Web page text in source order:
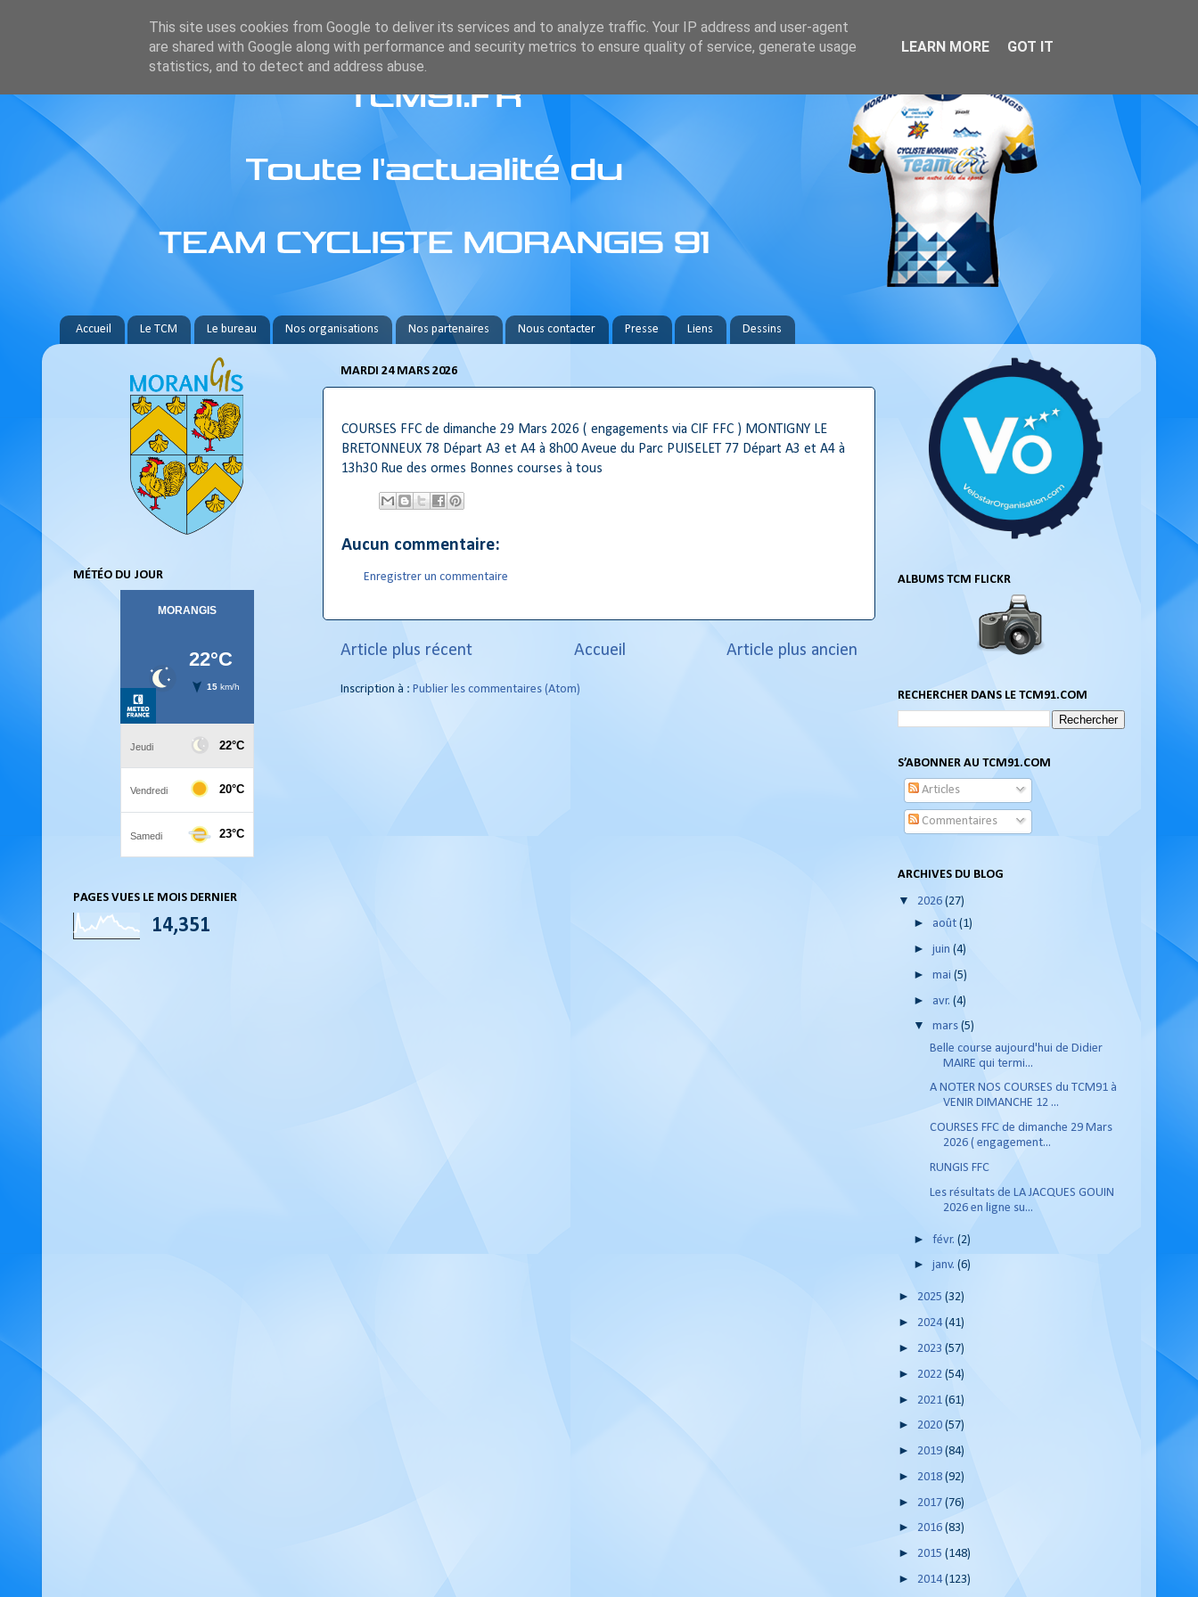
Accueil Le TCM Le bureau Nos organisations Nos partenaires Nous contacter Presse Liens Dessins
MARDI 24 MARS 2026
COURSES FFC de dimanche 29 Mars 2026 ( engagements via CIF FFC ) MONTIGNY LE
BRETONNEUX 78 Départ A3 et A4 à 8h00 Aveue du Parc PUISELET 77 Départ A3 et A4 à
13h30 Rue des ormes Bonnes courses à tous
Aucun commentaire:
Enregistrer un commentaire
Article plus récent Article plus ancien
Accueil
Inscription à : Publier les commentaires (Atom)
MÉTÉO DU JOUR
PAGES VUES LE MOIS DERNIER
14,351
ALBUMS TCM FLICKR
RECHERCHER DANS LE TCM91.COM
S’ABONNER AU TCM91.COM
Articles
Commentaires
ARCHIVES DU BLOG
▼ 2026 (27)
► août(1)
►juin(4)
►mai(5)
► avr.(4)
▼mars(5)
Belle course aujourd'hui de Didier
MAIRE qui termi...
A NOTER NOS COURSES du TCM91 à
VENIR DIMANCHE 12 ...
COURSES FFC de dimanche 29 Mars
2026 ( engagement...
RUNGIS FFC
Les résultats de LA JACQUES GOUIN
2026 en ligne su...
►févr.(2)
►janv.(6)
► 2025 (32)
► 2024(41)
► 2023 (57)
► 2022 (54)
► 2021 (61)
► 2020 (57)
► 2019 (84)
► 2018 (92)
► 2017 (76)
► 2016 (83)
► 2015 (148)
► 2014(123)
This site uses cookies from Google to deliver its services and to analyze traffic. Your IP address and user-agent
are shared with Google along with performance and security metrics to ensure quality of service, generate usage
statistics, and to detect and address abuse.
LEARN MORE GOT IT